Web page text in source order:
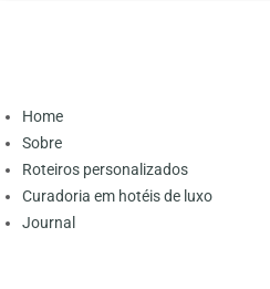
Home
Sobre
Roteiros personalizados
Curadoria em hotéis de luxo
Journal